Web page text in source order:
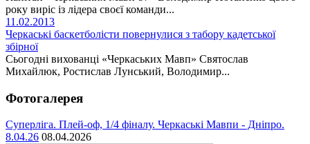
року виріс із лідера своєї команди...
11.02.2013
Черкаські баскетболісти повернулися з табору кадетської
збірної
Сьогодні вихованці «Черкаських Мавп» Святослав
Михайлюк, Ростислав Лунський, Володимир...
Фотогалерея
Суперліга. Плей-оф, 1/4 фіналу. Черкаські Мавпи - Дніпро.
8.04.26 08.04.2026